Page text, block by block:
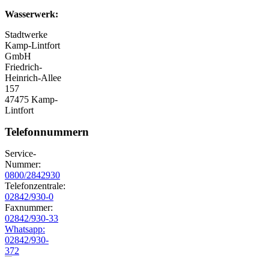
Wasserwerk:
Stadtwerke
Kamp-Lintfort
GmbH
Friedrich-
Heinrich-Allee
157
47475 Kamp-
Lintfort
Telefonnummern
Service-
Nummer:
0800/2842930
Telefonzentrale:
02842/930-0
Faxnummer:
02842/930-33
Whatsapp:
02842/930-
372